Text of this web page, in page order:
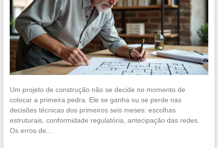
Um projeto de construção não se decide no momento de
colocar a primeira pedra. Ele se ganha ou se perde nas
decisões técnicas dos primeiros seis meses: escolhas
estruturais, conformidade regulatória, antecipação das redes.
Os erros de…